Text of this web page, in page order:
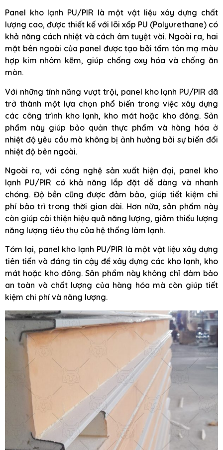
Panel kho lạnh PU/PIR là một vật liệu xây dựng chất
lượng cao, được thiết kế với lõi xốp PU (Polyurethane) có
khả năng cách nhiệt và cách âm tuyệt vời. Ngoài ra, hai
mặt bên ngoài của panel được tạo bởi tấm tôn mạ màu
hợp kim nhôm kẽm, giúp chống oxy hóa và chống ăn
mòn.
Với những tính năng vượt trội, panel kho lạnh PU/PIR đã
trở thành một lựa chọn phổ biến trong việc xây dựng
các công trình kho lạnh, kho mát hoặc kho đông. Sản
phẩm này giúp bảo quản thực phẩm và hàng hóa ở
nhiệt độ yêu cầu mà không bị ảnh hưởng bởi sự biến đổi
nhiệt độ bên ngoài.
Ngoài ra, với công nghệ sản xuất hiện đại, panel kho
lạnh PU/PIR có khả năng lắp đặt dễ dàng và nhanh
chóng. Độ bền cũng được đảm bảo, giúp tiết kiệm chi
phí bảo trì trong thời gian dài. Hơn nữa, sản phẩm này
còn giúp cải thiện hiệu quả năng lượng, giảm thiểu lượng
năng lượng tiêu thụ của hệ thống làm lạnh.
Tóm lại, panel kho lạnh PU/PIR là một vật liệu xây dựng
tiên tiến và đáng tin cậy để xây dựng các kho lạnh, kho
mát hoặc kho đông. Sản phẩm này không chỉ đảm bảo
an toàn và chất lượng của hàng hóa mà còn giúp tiết
kiệm chi phí và năng lượng.